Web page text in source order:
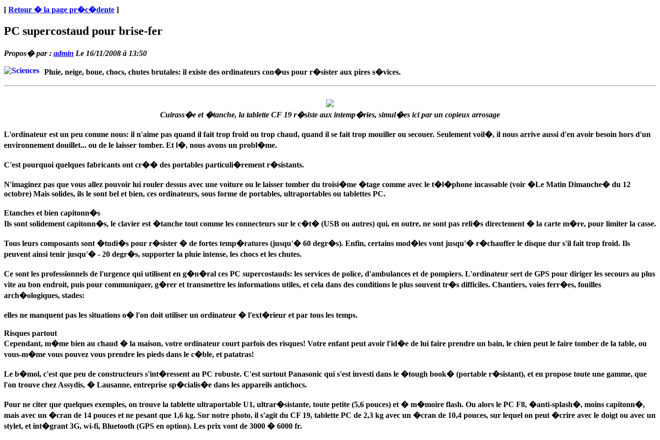
[ Retour � la page pr�c�dente ]
PC supercostaud pour brise-fer
Propos� par : admin Le 16/11/2008 à 13:50
Pluie, neige, boue, chocs, chutes brutales: il existe des ordinateurs con�us pour r�sister aux pires s�vices.
Cuirass�e et �tanche, la tablette CF 19 r�siste aux intemp�ries, simul�es ici par un copieux arrosage
L'ordinateur est un peu comme nous: il n'aime pas quand il fait trop froid ou trop chaud, quand il se fait trop mouiller ou secouer. Seulement voil�, il nous arrive aussi d'en avoir besoin hors d'un
environnement douillet... ou de le laisser tomber. Et l�, nous avons un probl�me.
C'est pourquoi quelques fabricants ont cr�� des portables particuli�rement r�sistants.
N'imaginez pas que vous allez pouvoir lui rouler dessus avec une voiture ou le laisser tomber du troisi�me �tage comme avec le t�l�phone incassable (voir �Le Matin Dimanche� du 12
octobre) Mais solides, ils le sont bel et bien, ces ordinateurs, sous forme de portables, ultraportables ou tablettes PC.
Etanches et bien capitonn�s
Ils sont solidement capitonn�s, le clavier est �tanche tout comme les connecteurs sur le c�t� (USB ou autres) qui, en outre, ne sont pas reli�s directement � la carte m�re, pour limiter la casse.
Tous leurs composants sont �tudi�s pour r�sister � de fortes temp�ratures (jusqu'� 60 degr�s). Enfin, certains mod�les vont jusqu'� r�chauffer le disque dur s'il fait trop froid. Ils
peuvent ainsi tenir jusqu'� - 20 degr�s, supporter la pluie intense, les chocs et les chutes.
Ce sont les professionnels de l'urgence qui utilisent en g�n�ral ces PC supercostauds: les services de police, d'ambulances et de pompiers. L'ordinateur sert de GPS pour diriger les secours au plus
vite au bon endroit, puis pour communiquer, g�rer et transmettre les informations utiles, et cela dans des conditions le plus souvent tr�s difficiles. Chantiers, voies ferr�es, fouilles
arch�ologiques, stades:
elles ne manquent pas les situations o� l'on doit utiliser un ordinateur � l'ext�rieur et par tous les temps.
Risques partout
Cependant, m�me bien au chaud � la maison, votre ordinateur court parfois des risques! Votre enfant peut avoir l'id�e de lui faire prendre un bain, le chien peut le faire tomber de la table, ou
vous-m�me vous pouvez vous prendre les pieds dans le c�ble, et patatras!
Le b�mol, c'est que peu de constructeurs s'int�ressent au PC robuste. C'est surtout Panasonic qui s'est investi dans le �tough book� (portable r�sistant), et en propose toute une gamme, que
l'on trouve chez Assydis, � Lausanne, entreprise sp�cialis�e dans les appareils antichocs.
Pour ne citer que quelques exemples, on trouve la tablette ultraportable U1, ultrar�sistante, toute petite (5,6 pouces) et � m�moire flash. Ou alors le PC F8, �anti-splash�, moins capitonn�,
mais avec un �cran de 14 pouces et ne pesant que 1,6 kg. Sur notre photo, il s'agit du CF 19, tablette PC de 2,3 kg avec un �cran de 10,4 pouces, sur lequel on peut �crire avec le doigt ou avec un
stylet, et int�grant 3G, wi-fi, Bluetooth (GPS en option). Les prix vont de 3000 � 6000 fr.